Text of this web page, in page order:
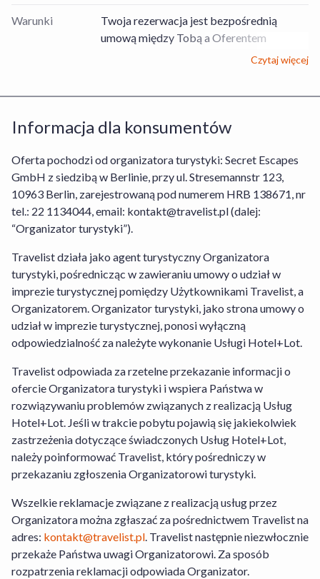
Warunki
Twoja rezerwacja jest bezpośrednią
umową między Tobą a Oferentem
Usług/Obiektem, dotyczącą rezerwacji
Organizatorem turystyki, dotyczącą
odpowiedzialną za prawidłowe wykonanie
umowy w odniesieniu do rezerwacji
pobytu w obiekcie jest Oferent lub
Organizator turystyki w przypadku
rezerwacji Usługi Hotel+Lot, których
konsumentów. W odniesieniu do
rezerwacji usług Oferenta obowiązuje
Regulamin Serwisu Travelist,Regulamin
Środków i Kart Podarunkowych,
Regulamin Usługi Zakwaterowania
Warunki Rezygnacji. W odniesieniu do
Regulamin Serwisu
Regulamin Travelist
Hotel+Lot
Warunki Rezygnacji
Usługi Hotel+Lot . Szczegółowe
informacje na temat sposobu
funkcjonowania serwisu znajdziesz w
zakładce „Jak działamy” dostępnej
W przypadku Usługi Hotel+Lot Travelist
działa jako agent Organizatora Turystyki.
Travelist Sp. z o.o. z siedzibą pod adresem
al. Armii Ludowej 26, 00-609 Warszawa
wpisana do Rejestru Przedsiębiorców
Czytaj więcej
Informacja dla konsumentów
Oferta pochodzi od organizatora turystyki: Secret Escapes
GmbH z siedzibą w Berlinie, przy ul. Stresemannstr 123,
10963 Berlin, zarejestrowaną pod numerem HRB 138671, nr
tel.: 22 1134044, email: kontakt@travelist.pl (dalej:
“Organizator turystyki”).
Travelist działa jako agent turystyczny Organizatora
turystyki, pośrednicząc w zawieraniu umowy o udział w
imprezie turystycznej pomiędzy Użytkownikami Travelist, a
Organizatorem. Organizator turystyki, jako strona umowy o
udział w imprezie turystycznej, ponosi wyłączną
odpowiedzialność za należyte wykonanie Usługi Hotel+Lot.
Travelist odpowiada za rzetelne przekazanie informacji o
ofercie Organizatora turystyki i wspiera Państwa w
rozwiązywaniu problemów związanych z realizacją Usług
Hotel+Lot. Jeśli w trakcie pobytu pojawią się jakiekolwiek
zastrzeżenia dotyczące świadczonych Usług Hotel+Lot,
należy poinformować Travelist, który pośredniczy w
przekazaniu zgłoszenia Organizatorowi turystyki.
Wszelkie reklamacje związane z realizacją usług przez
Organizatora można zgłaszać za pośrednictwem Travelist na
adres: kontakt@travelist.pl. Travelist następnie niezwłocznie
przekaże Państwa uwagi Organizatorowi. Za sposób
rozpatrzenia reklamacji odpowiada Organizator.